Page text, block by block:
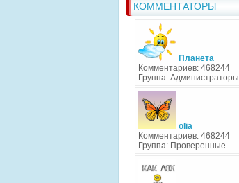
КОММЕНТАТОРЫ
Планета
Комментариев: 468244
Группа: Администраторы
olia
Комментариев: 468244
Группа: Проверенные